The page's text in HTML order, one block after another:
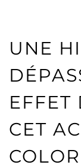
UNE
EFFET
CET